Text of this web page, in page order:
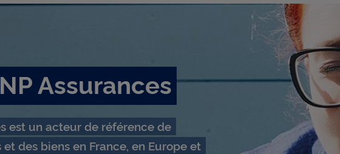
Assurances
est un acteur de référence de
des biens en France, en Europe et